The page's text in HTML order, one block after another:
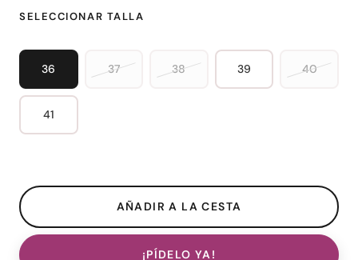
SELECCIONAR TALLA
36 37 38 39 40
41
¡PÍDELO YA!